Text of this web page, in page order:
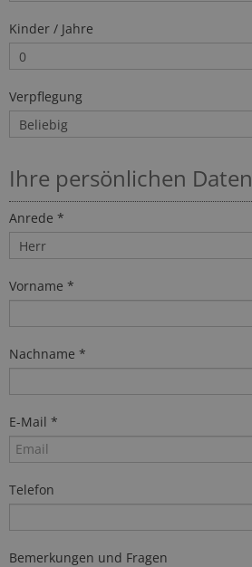
Kinder / Jahre
Verpflegung
Ihre persönlichen Daten
Anrede *
Vorname *
Nachname *
E-Mail *
Telefon
Bemerkungen und Fragen